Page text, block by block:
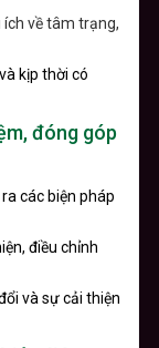
về tâm trạng,
kịp thời có
đóng góp
các biện pháp
điều chỉnh
và sự cải thiện